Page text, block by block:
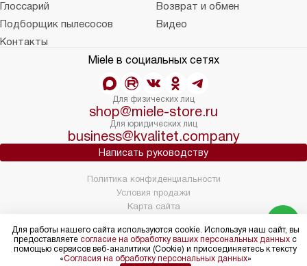
Глоссарий
Возврат и обмен
Подборщик пылесосов
Видео
Контакты
Miele в социальных сетях
Для физических лиц
shop@miele-store.ru
Для юридических лиц
business@kvalitet.company
Написать руководству
Политика конфиденциальности
Условия продажи
Карта сайта
Для работы нашего сайта используются cookie. Используя наш сайт, вы
предоставляете согласие на обработку ваших персональных данных с
помощью сервисов веб-аналитики (Cookie) и присоединяетесь к тексту
«Согласия на обработку персональных данных»